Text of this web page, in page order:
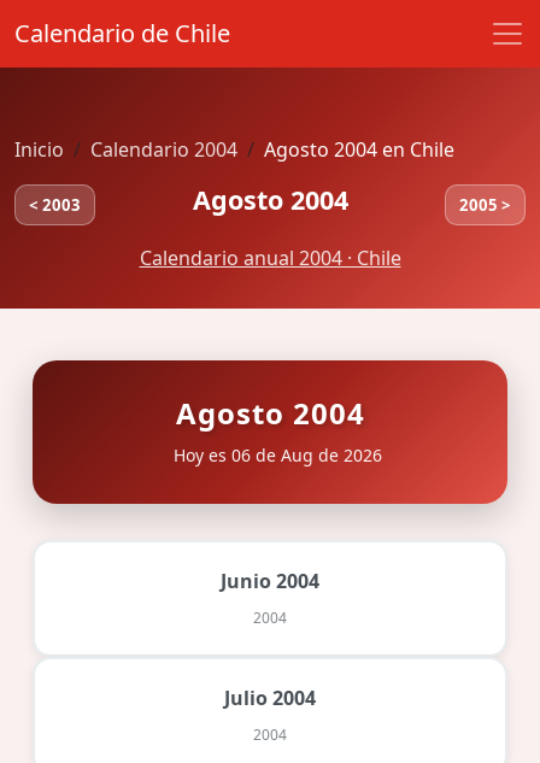
Calendario de Chile
Inicio Calendario 2004 Agosto 2004 en Chile
< 2003 Agosto 2004 2005 >
Calendario anual 2004 · Chile
Agosto 2004
Hoy es 06 de Aug de 2026
Junio 2004
2004
Julio 2004
2004